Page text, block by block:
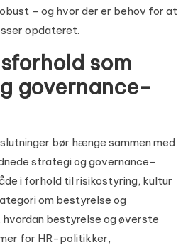
– og hvor der er behov for at
opdateret.
som
governance-
bør hænge sammen med
strategi og governance-
i forhold til risikostyring, kultur
om bestyrelse og
hvordan bestyrelse og øverste
for HR-politikker,